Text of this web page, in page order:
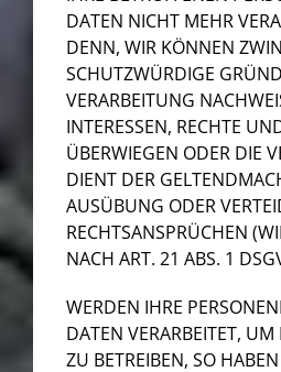
DATEN NICHT MEHR
DENN, WIR KÖNNEN
SCHUTZWÜRDIGE
VERARBEITUNG
INTERESSEN, RECHTE
ÜBERWIEGEN ODER DIE
DIENT DER
AUSÜBUNG ODER
RECHTSANSPRÜCHEN
NACH ART. 21 ABS. 1
WERDEN IHRE
DATEN VERARBEITET,
ZU BETREIBEN, SO